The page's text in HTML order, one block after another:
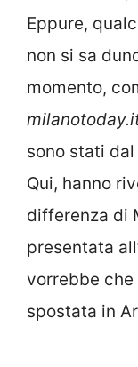
Eppure,
non si sa
momento,
sono stati
Qui, hanno
differenza di
presentata
vorrebbe
spostata in